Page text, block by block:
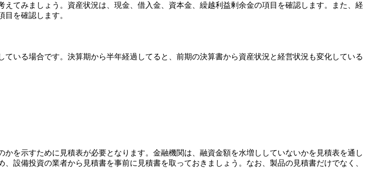
てみましょう。 資産状況は、現金、借入金、資本金、繰越利益剰余金の項目 を確認します。また、 経
目 を確認します。
ている場合です。決算期から半年経過してると、前期の決算書から資産状況と経営状況も変化している
を示すために見積表が必要となります。金融機関は、融資金額を水増ししていないかを見積表を通し
設備投資の業者から見積書を事前に見積書を取っておきましょう。なお、製品の見積書だけでなく、